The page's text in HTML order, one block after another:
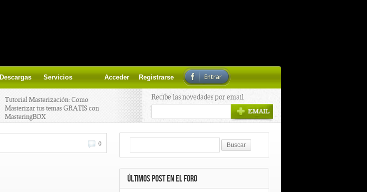
Descargas Servicios Acceder Registrarse Entrar
Tutorial Masterización: Como
Masterizar tus temas GRATIS con
MasteringBOX
Yalp crea Fono, Lleva la escena DJ a
Recibe las novedades por email
0
ÚLTIMOS POST EN EL FORO